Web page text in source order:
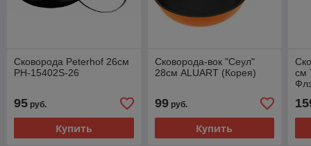
Сковорода Peterhof 26см
PH-15402S-26
95 руб.
Купить
Сковорода-вок "Сеул"
28см ALUART (Корея)
99руб.
Купить
см